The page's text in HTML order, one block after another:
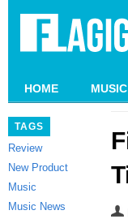
HOME MUSIC
TAGS
Review
New Product
Music
Music News